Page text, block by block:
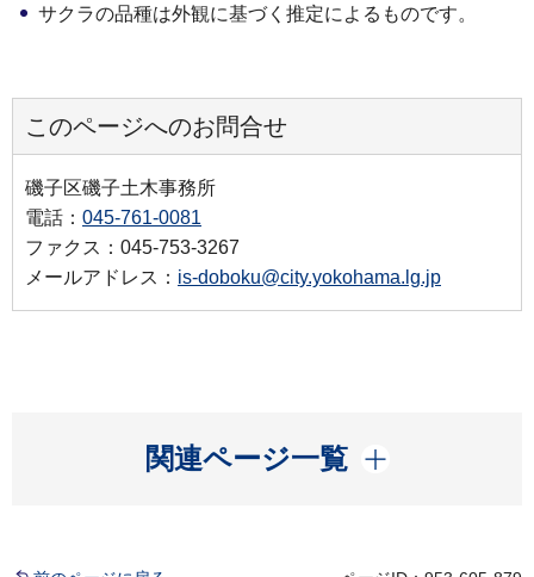
サクラの品種は外観に基づく推定によるものです。
このページへのお問合せ
磯子区磯子土木事務所
電話： 045-761-0081
ファクス：045-753-3267
メールアドレス： is-doboku@city.yokohama.lg.jp
関連ページ一覧
開く